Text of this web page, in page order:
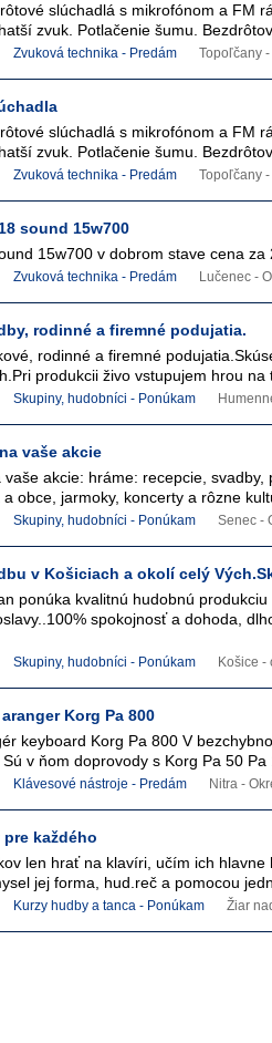
slúchadlá s mikrofónom a FM
zvuk. Potlačenie šumu.
Zvuková technika - Predám Topoľčany
slúchadlá s mikrofónom a FM
zvuk. Potlačenie šumu.
Zvuková technika - Predám Topoľčany
sound 15w700
15w700 v dobrom stave cena za
Zvuková technika - Predám Lučenec -
rodinné a firemné podujatia.
rodinné a firemné
produkcii živo vstupujem hrou na
Skupiny, hudobníci - Ponúkam
vaše akcie
akcie: hráme: recepcie, svadby,
obce, jarmoky, koncerty a rôzne
Skupiny, hudobníci - Ponúkam Senec -
v Košiciach a okolí celý
ponúka kvalitnú hudobnú
spokojnosť a dohoda,
Skupiny, hudobníci - Ponúkam Košice -
Korg Pa 800
keyboard Korg Pa 800 V
v ňom doprovody s Korg Pa 50 Pa
Klávesové nástroje - Predám Nitra -
každého
len hrať na klavíri, učím ich
jej forma, hud.reč a pomocou
Kurzy hudby a tanca - Ponúkam Žiar